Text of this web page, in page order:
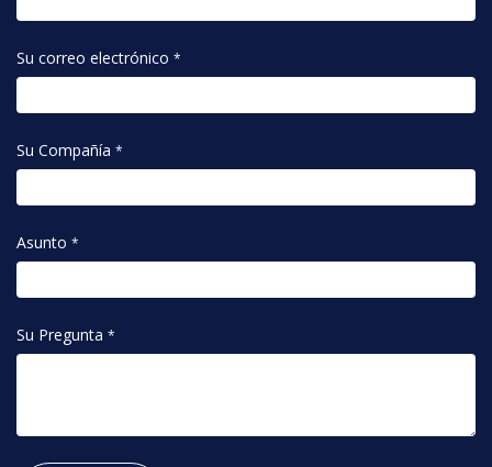
Su correo electrónico *
Su Compañía *
Asunto *
Su Pregunta *